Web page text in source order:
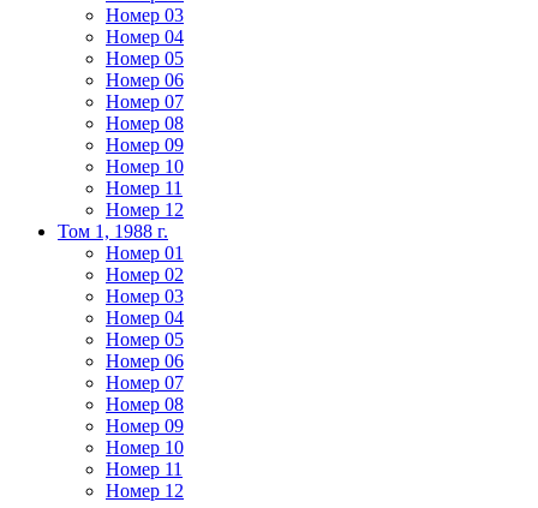
Номер 03
Номер 04
Номер 05
Номер 06
Номер 07
Номер 08
Номер 09
Номер 10
Номер 11
Номер 12
Том 1, 1988 г.
Номер 01
Номер 02
Номер 03
Номер 04
Номер 05
Номер 06
Номер 07
Номер 08
Номер 09
Номер 10
Номер 11
Номер 12